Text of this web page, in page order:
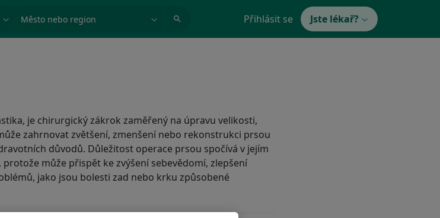
Město nebo region Přihlásit se Jste lékař?
je chirurgický zákrok zaměřený na úpravu velikosti,
zahrnovat zvětšení, zmenšení nebo rekonstrukci prsou
důvodů. Důležitost operace prsou spočívá v jejím
může přispět ke zvýšení sebevědomí, zlepšení
jako jsou bolesti zad nebo krku způsobené